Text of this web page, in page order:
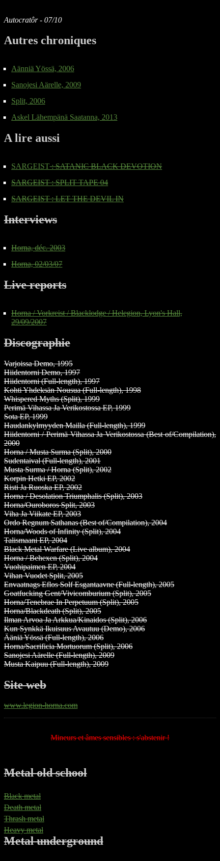
Autocratôr - 07/10
Autres chroniques
Aänniä Yössä, 2006
Sanojesi Aärelle, 2009
Split, 2006
Askel Lähempänä Saatanna, 2013
A lire aussi
SARGEIST: SATANIC BLACK DEVOTION
SARGEIST: SPLIT TAPE 04
SARGEIST: LET THE DEVIL IN
Interviews
Horna, déc. 2003
Horna, 02/03/07
Live reports
Horna / Vorkreist / Blacklodge / Helegion, Lyon's Hall,
29/09/2007
Discographie
Varjoissa Demo, 1995
Hiidentorni Demo, 1997
Hiidentorni (Full-length), 1997
Kohti Yhdeksän Nousua (Full-length), 1998
Whispered Myths (Split), 1999
Perimä Vihassa Ja Verikostossa EP, 1999
Sota EP, 1999
Haudankylmyyden Mailla (Full-length), 1999
Hiidentorni / Perimä Vihassa Ja Verikostossa (Best of/Compilation),
2000
Horna / Musta Surma (Split), 2000
Sudentaival (Full-length), 2001
Musta Surma / Horna (Split), 2002
Korpin Hetki EP, 2002
Risti Ja Ruoska EP, 2002
Horna / Desolation Triumphalis (Split), 2003
Horna/Ouroboros Split, 2003
Viha Ja Viikate EP, 2003
Ordo Regnum Sathanas (Best of/Compilation), 2004
Horna/Woods of Infinity (Split), 2004
Talismaani EP, 2004
Black Metal Warfare (Live album), 2004
Horna / Behexen (Split), 2004
Vuohipaimen EP, 2004
Vihan Vuodet Split, 2005
Envaatnags Eflos Solf Esgantaavne (Full-length), 2005
Goatfucking Gent/Vivicomburium (Split), 2005
Horna/Tenebrae In Perpetuum (Split), 2005
Horna/Blackdeath (Split), 2005
Ilman Arvoa Ja Arkkua/Kinaidos (Split), 2006
Kun Synkkä Ikuisuus Avautuu (Demo), 2006
Ääniä Yössä (Full-length), 2006
Horna/Sacrificia Mortuorum (Split), 2006
Sanojesi Aärelle (Full-length), 2009
Musta Kaipuu (Full-length), 2009
Site web
www.legion-horna.com
Mineurs et âmes sensibles : s'abstenir !
Metal old school
Black metal
Death metal
Thrash metal
Heavy metal
Metal underground